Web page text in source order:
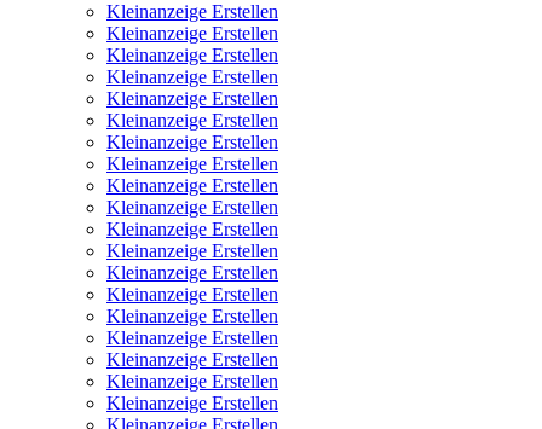
Kleinanzeige Erstellen
Kleinanzeige Erstellen
Kleinanzeige Erstellen
Kleinanzeige Erstellen
Kleinanzeige Erstellen
Kleinanzeige Erstellen
Kleinanzeige Erstellen
Kleinanzeige Erstellen
Kleinanzeige Erstellen
Kleinanzeige Erstellen
Kleinanzeige Erstellen
Kleinanzeige Erstellen
Kleinanzeige Erstellen
Kleinanzeige Erstellen
Kleinanzeige Erstellen
Kleinanzeige Erstellen
Kleinanzeige Erstellen
Kleinanzeige Erstellen
Kleinanzeige Erstellen
Kleinanzeige Erstellen